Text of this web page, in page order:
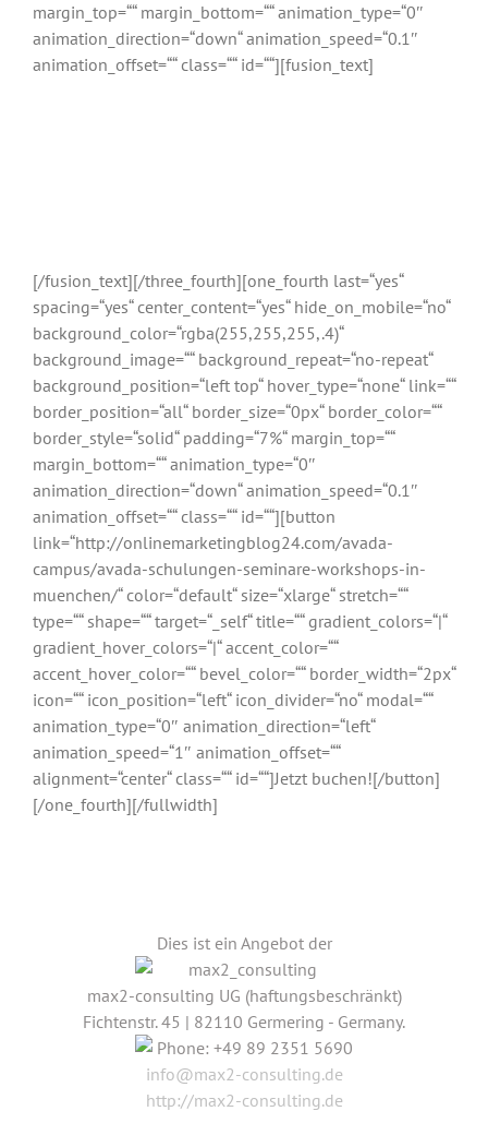
margin_top=““ margin_bottom=““ animation_type=“0″
animation_direction=“down“ animation_speed=“0.1″
animation_offset=““ class=““ id=““][fusion_text]
[/fusion_text][/three_fourth][one_fourth last=“yes“
spacing=“yes“ center_content=“yes“ hide_on_mobile=“no“
background_color=“rgba(255,255,255,.4)“
background_image=““ background_repeat=“no-repeat“
background_position=“left top“ hover_type=“none“ link=““
border_position=“all“ border_size=“0px“ border_color=““
border_style=“solid“ padding=“7%“ margin_top=““
margin_bottom=““ animation_type=“0″
animation_direction=“down“ animation_speed=“0.1″
animation_offset=““ class=““ id=““][button
link=“http://onlinemarketingblog24.com/avada-
campus/avada-schulungen-seminare-workshops-in-
muenchen/“ color=“default“ size=“xlarge“ stretch=““
type=““ shape=““ target=“_self“ title=““ gradient_colors=“|“
gradient_hover_colors=“|“ accent_color=““
accent_hover_color=““ bevel_color=““ border_width=“2px“
icon=““ icon_position=“left“ icon_divider=“no“ modal=““
animation_type=“0″ animation_direction=“left“
animation_speed=“1″ animation_offset=““
alignment=“center“ class=““ id=““]Jetzt buchen![/button]
[/one_fourth][/fullwidth]
Dies ist ein Angebot der
max2-consulting UG (haftungsbeschränkt)
Fichtenstr. 45 | 82110 Germering - Germany.
Phone: +49 89 2351 5690
info@max2-consulting.de
http://max2-consulting.de